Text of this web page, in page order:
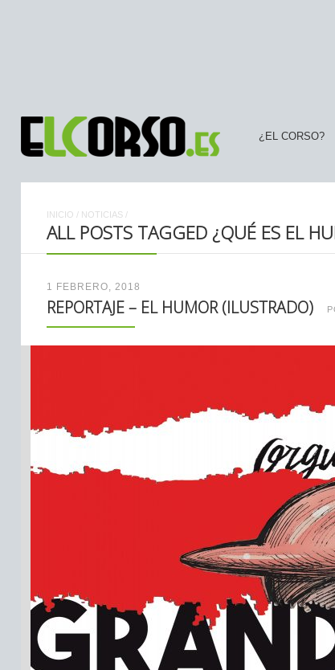
¿EL CORSO?
INICIO / NOTICIAS /
ALL POSTS TAGGED ¿QUÉ ES EL
1 FEBRERO, 2018
REPORTAJE – EL HUMOR (ILUSTRADO)